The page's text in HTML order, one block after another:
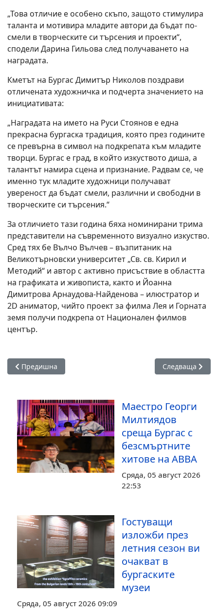
„Това отличие е особено скъпо, защото стимулира
таланта и мотивира младите автори да бъдат по-
смели в творческите си търсения и проекти“,
сподели Дарина Гильова след получаването на
наградата.
Кметът на Бургас Димитър Николов поздрави
отличената художничка и подчерта значението на
инициативата:
„Наградата на името на Руси Стоянов е една
прекрасна бургаска традиция, която през годините
се превърна в символ на подкрепата към младите
творци. Бургас е град, в който изкуството диша, а
талантът намира сцена и признание. Радвам се, че
именно тук младите художници получават
увереност да бъдат смели, различни и свободни в
творческите си търсения.“
За отличието тази година бяха номинирани трима
представители на съвременното визуално изкуство.
Сред тях бе Вълчо Вълчев – възпитаник на
Великотърновски университет „Св. св. Кирил и
Методий“ и автор с активно присъствие в областта
на графиката и живописта, както и Йоанна
Димитрова Арнаудова-Найденова – илюстратор и
2D аниматор, чийто проект за филма Лея и Горната
земя получи подкрепа от Национален филмов
център.
Предишна статия: Юбилейното 20 издание на фестивала
Предишна Следваща
Следваща
Маестро Георги
Милтиядов
среща Бургас с
безсмъртните
хитове на ABBA
Сряда, 05 август 2026
22:53
Гостуващи
изложби през
летния сезон ви
очакват в
бургаските
музеи
Сряда, 05 август 2026 09:09